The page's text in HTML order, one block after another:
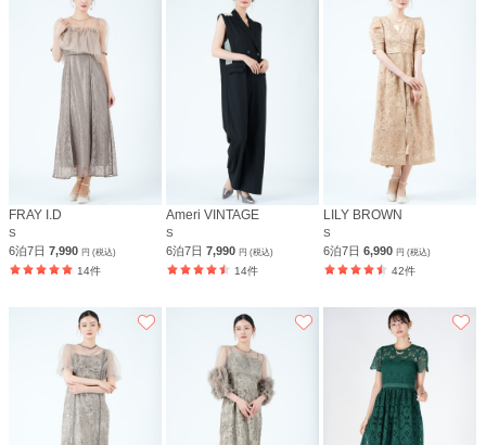
FRAY I.D
S
6泊7日 7,990 円 (税込)
14件
Ameri VINTAGE
S
6泊7日7,990円 (税込)
14件
LILY BROWN
S
6泊7日6,990円 (税込)
42件